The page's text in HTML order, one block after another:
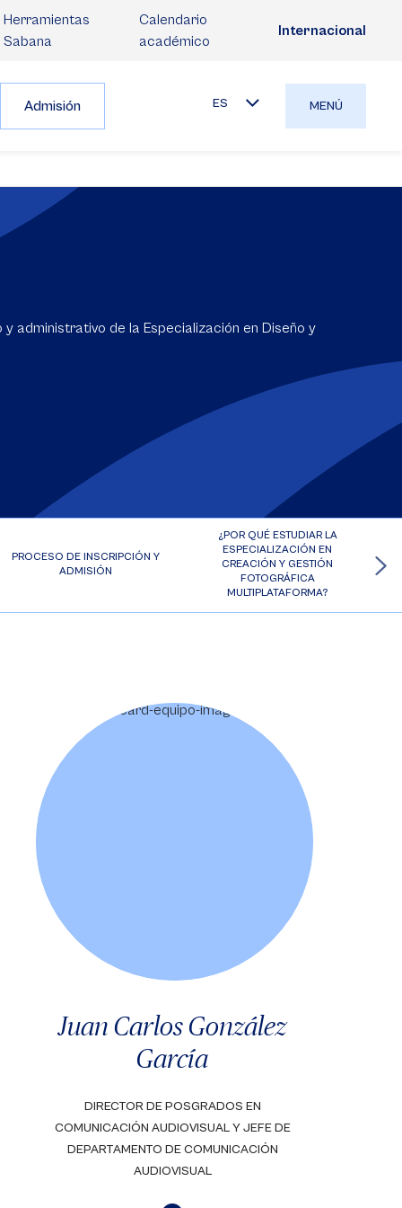
Herramientas
Sabana
Calendario
académico
Internacional
Admisión ES MENÚ
administrativo de la Especialización en Diseño y
PROCESO DE INSCRIPCIÓN Y
ADMISIÓN
¿POR QUÉ ESTUDIAR LA
ESPECIALIZACIÓN EN
CREACIÓN Y GESTIÓN
FOTOGRÁFICA
MULTIPLATAFORMA?
Juan Carlos González
García
DIRECTOR DE POSGRADOS EN
COMUNICACIÓN AUDIOVISUAL Y JEFE DE
DEPARTAMENTO DE COMUNICACIÓN
AUDIOVISUAL